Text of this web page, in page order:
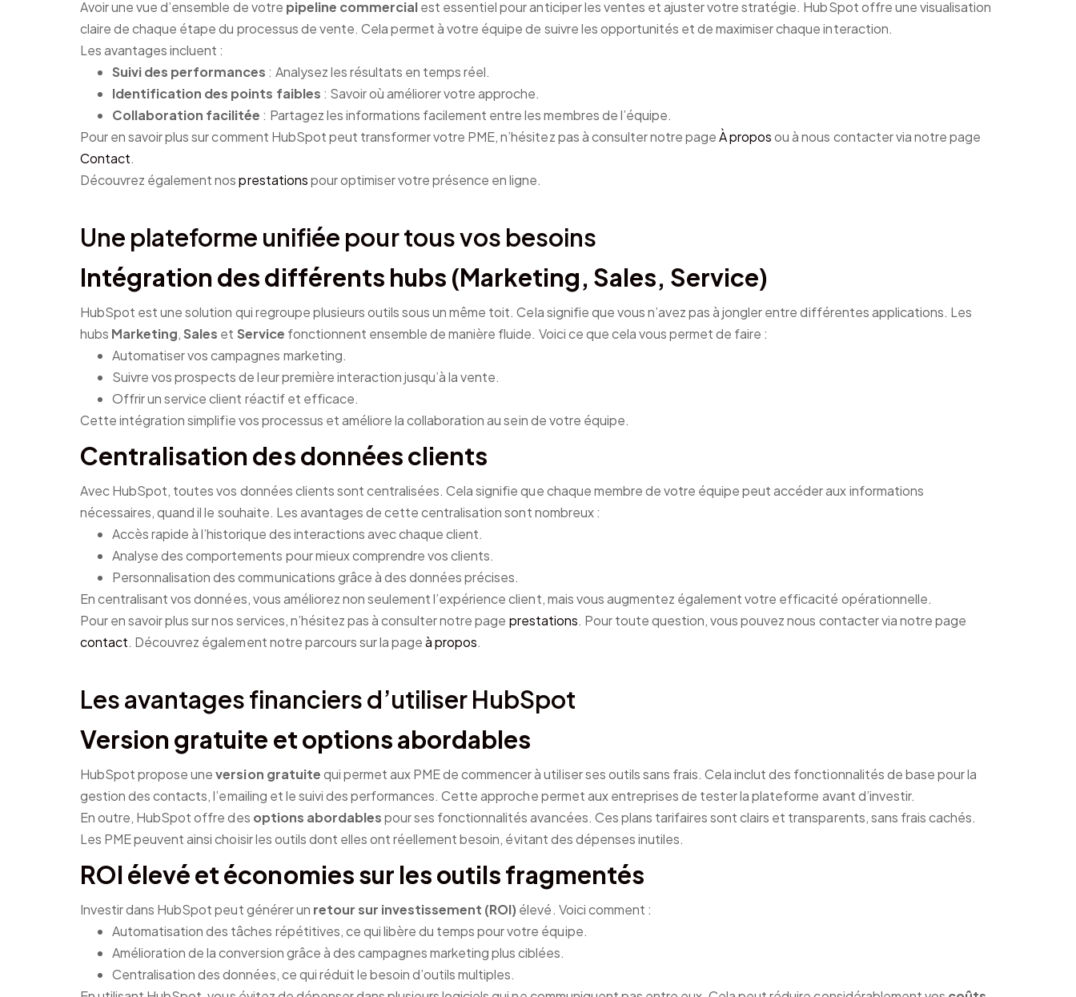
Avoir une vue d’ensemble de votre pipeline commercialest essentiel pour anticiper les ventes et ajuster votre stratégie. HubSpot offre une visualisation
claire de chaque étape du processus de vente. Cela permet à votre équipe de suivre les opportunités et de maximiser chaque interaction.
Les avantages incluent :
Suivi des performances : Analysez les résultats en temps réel.
Identification des points faibles : Savoir où améliorer votre approche.
Collaboration facilitée : Partagez les informations facilement entre les membres de l’équipe.
Pour en savoir plus sur comment HubSpot peut transformer votre PME, n’hésitez pas à consulter notre pageÀ proposou à nous contacter via notre page
Contact.
Découvrez également nosprestationspour optimiser votre présence en ligne.
Une plateforme unifiée pour tous vos besoins
Intégration des différents hubs (Marketing, Sales, Service)
HubSpot est une solution qui regroupe plusieurs outils sous un même toit. Cela signifie que vous n’avez pas à jongler entre différentes applications. Les
hubs Marketing,Sales et Service fonctionnent ensemble de manière fluide. Voici ce que cela vous permet de faire :
Automatiser vos campagnes marketing.
Suivre vos prospects de leur première interaction jusqu’à la vente.
Offrir un service client réactif et efficace.
Cette intégration simplifie vos processus et améliore la collaboration au sein de votre équipe.
Centralisation des données clients
Avec HubSpot, toutes vos données clients sont centralisées. Cela signifie que chaque membre de votre équipe peut accéder aux informations
nécessaires, quand il le souhaite. Les avantages de cette centralisation sont nombreux :
Accès rapide à l’historique des interactions avec chaque client.
Analyse des comportements pour mieux comprendre vos clients.
Personnalisation des communications grâce à des données précises.
En centralisant vos données, vous améliorez non seulement l’expérience client, mais vous augmentez également votre efficacité opérationnelle.
Pour en savoir plus sur nos services, n’hésitez pas à consulter notre page prestations. Pour toute question, vous pouvez nous contacter via notre page
contact. Découvrez également notre parcours sur la pageà propos.
Les avantages financiers d’utiliser HubSpot
Version gratuite et options abordables
HubSpot propose uneversion gratuitequi permet aux PME de commencer à utiliser ses outils sans frais. Cela inclut des fonctionnalités de base pour la
gestion des contacts, l’emailing et le suivi des performances. Cette approche permet aux entreprises de tester la plateforme avant d’investir.
En outre, HubSpot offre des options abordablespour ses fonctionnalités avancées. Ces plans tarifaires sont clairs et transparents, sans frais cachés.
Les PME peuvent ainsi choisir les outils dont elles ont réellement besoin, évitant des dépenses inutiles.
ROI élevé et économies sur les outils fragmentés
Investir dans HubSpot peut générer un retour sur investissement (ROI) élevé. Voici comment :
Automatisation des tâches répétitives, ce qui libère du temps pour votre équipe.
Amélioration de la conversion grâce à des campagnes marketing plus ciblées.
Centralisation des données, ce qui réduit le besoin d’outils multiples.